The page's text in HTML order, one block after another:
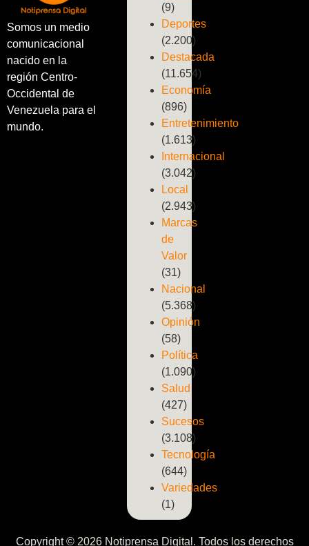
Somos un medio
comunicacional
nacido en la
región Centro-
Occidental de
Venezuela para el
mundo.
(9)
Deportes
(2.200)
Destacada
(11.654)
Economía
(896)
Entretenimiento
(1.613)
Internacional
(3.042)
Local
(2.943)
Marcas
de
Valor
(31)
Nacional
(5.368)
Opinión
(58)
Política
(1.090)
Salud
(427)
Sucesos
(3.108)
Tecnología
(644)
Variedades
(1)
Copyright © 2026 Notiprensa Digital. Todos los derechos